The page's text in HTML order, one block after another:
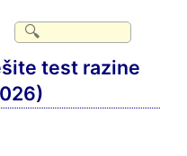
test razine